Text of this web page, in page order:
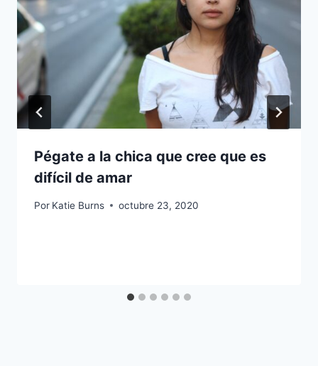
Pégate a la chica que cree que es
difícil de amar
Por Katie Burns octubre 23, 2020